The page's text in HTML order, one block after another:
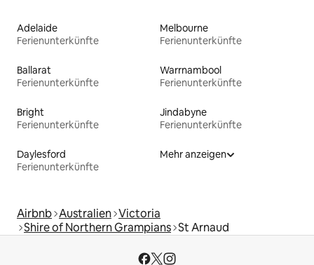
Adelaide
Ferienunterkünfte
Melbourne
Ferienunterkünfte
Ballarat
Ferienunterkünfte
Warrnambool
Ferienunterkünfte
Bright
Ferienunterkünfte
Jindabyne
Ferienunterkünfte
Daylesford
Ferienunterkünfte
Mehr anzeigen
Airbnb Australien Victoria
Shire of Northern Grampians St Arnaud